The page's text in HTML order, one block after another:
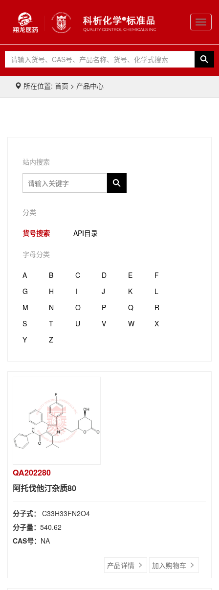
所在位置: 首页 > 产品中心
站内搜索
分类
货号搜索 API目录
字母分类
A B C D E
F
G
H I J K
L
M
N O P Q
R
S
T U V W
X
Y
Z
QA202280
阿托伐他汀杂质80
分子式： C33H33FN2O4
分子量： 540.62
CAS号： NA
产品详情 加入购物车